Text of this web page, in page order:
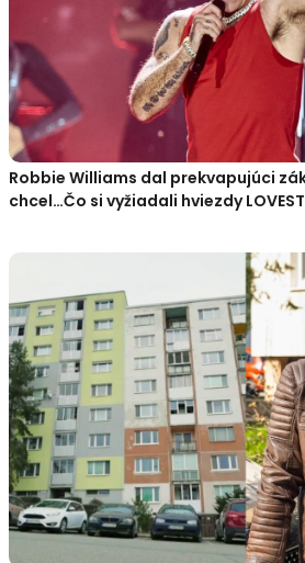
Robbie Williams dal prekvapujúci
chcel…Čo si vyžiadali hviezdy